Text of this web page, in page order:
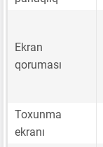
Ekran
qoruması
Toxunma
ekranı